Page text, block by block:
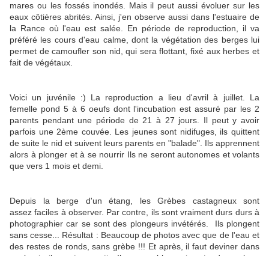
mares ou les fossés inondés. Mais il peut aussi évoluer sur les
eaux côtières abrités. Ainsi, j'en observe aussi dans l'estuaire de
la Rance où l'eau est salée. En période de reproduction, il va
préféré les cours d'eau calme, dont la végétation des berges lui
permet de camoufler son nid, qui sera flottant, fixé aux herbes et
fait de végétaux.
Voici un juvénile :) La reproduction a lieu d'avril à juillet. La
femelle pond 5 à 6 oeufs dont l'incubation est assuré par les 2
parents pendant une période de 21 à 27 jours. Il peut y avoir
parfois une 2ème couvée. Les jeunes sont nidifuges, ils quittent
de suite le nid et suivent leurs parents en "balade". Ils apprennent
alors à plonger et à se nourrir Ils ne seront autonomes et volants
que vers 1 mois et demi.
Depuis la berge d'un étang, les Grèbes castagneux sont
assez faciles à observer. Par contre, ils sont vraiment durs durs à
photographier car se sont des plongeurs invétérés. Ils plongent
sans cesse... Résultat : Beaucoup de photos avec que de l'eau et
des restes de ronds, sans grèbe !!! Et après, il faut deviner dans